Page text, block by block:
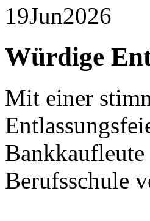
19Jun2026
Würdige
Mit einer
Berufsschule